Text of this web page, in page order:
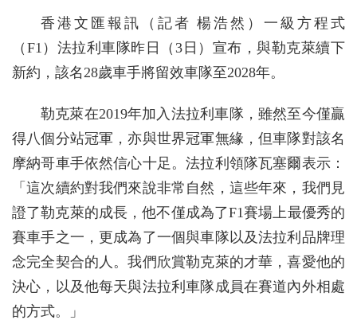
香港文匯報訊（記者 楊浩然）一級方程式
（F1）法拉利車隊昨日（3日）宣布，與勒克萊續下
新約，該名28歲車手將留效車隊至2028年。
勒克萊在2019年加入法拉利車隊，雖然至今僅贏
得八個分站冠軍，亦與世界冠軍無緣，但車隊對該名
摩納哥車手依然信心十足。法拉利領隊瓦塞爾表示：
「這次續約對我們來說非常自然，這些年來，我們見
證了勒克萊的成長，他不僅成為了F1賽場上最優秀的
賽車手之一，更成為了一個與車隊以及法拉利品牌理
念完全契合的人。我們欣賞勒克萊的才華，喜愛他的
決心，以及他每天與法拉利車隊成員在賽道內外相處
的方式。」